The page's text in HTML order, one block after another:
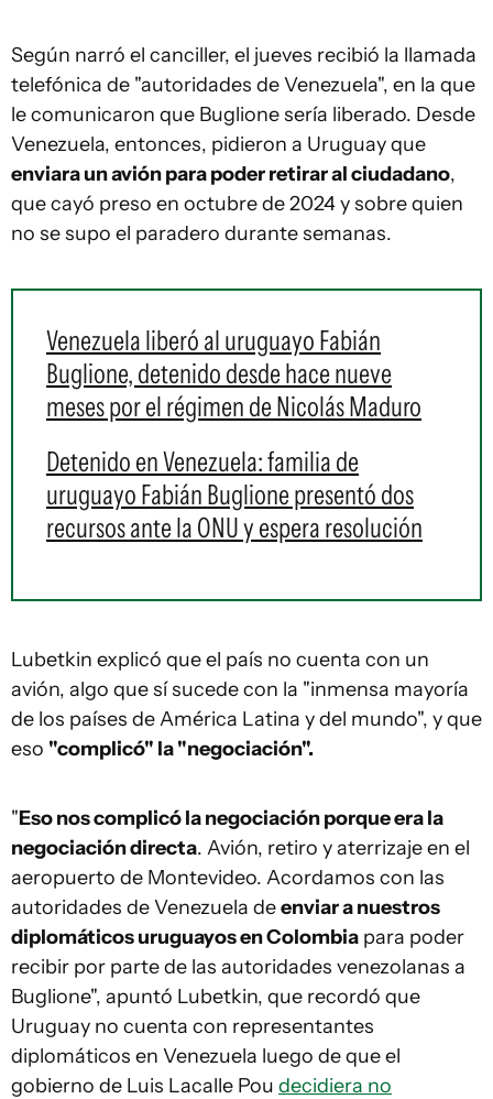
Según narró el canciller, el jueves recibió la llamada
telefónica de "autoridades de Venezuela", en la que
le comunicaron que Buglione sería liberado. Desde
Venezuela, entonces, pidieron a Uruguay que
enviara un avión para poder retirar al ciudadano,
que cayó preso en octubre de 2024 y sobre quien
no se supo el paradero durante semanas.
Venezuela liberó al uruguayo Fabián
Buglione, detenido desde hace nueve
meses por el régimen de Nicolás Maduro
Detenido en Venezuela: familia de
uruguayo Fabián Buglione presentó dos
recursos ante la ONU y espera resolución
Lubetkin explicó que el país no cuenta con un
avión, algo que sí sucede con la "inmensa mayoría
de los países de América Latina y del mundo", y que
eso "complicó" la "negociación".
"Eso nos complicó la negociación porque era la
negociación directa. Avión, retiro y aterrizaje en el
aeropuerto de Montevideo. Acordamos con las
autoridades de Venezuela deenviar a nuestros
diplomáticos uruguayos en Colombia para poder
recibir por parte de las autoridades venezolanas a
Buglione", apuntó Lubetkin, que recordó que
Uruguay no cuenta con representantes
diplomáticos en Venezuela luego de que el
gobierno de Luis Lacalle Pou decidiera no